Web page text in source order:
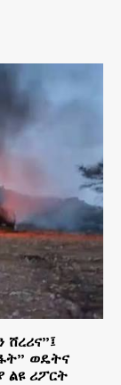
ወዴትና
ልዩ ሪፖርት